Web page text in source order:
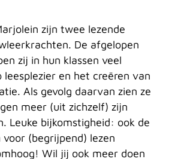
zijn twee lezende
De afgelopen
zij in hun klassen veel
leesplezier en het creëren van
Als gevolg daarvan zien ze
meer (uit zichzelf) zijn
Leuke bijkomstigheid: ook de
(begrijpend) lezen
Wil jij ook meer doen